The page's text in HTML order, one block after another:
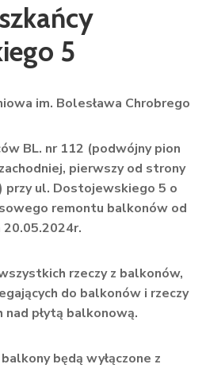
5
im. Bolesława Chrobrego
BL. nr 112 (podwójny pion
pierwszy od strony
przy ul. Dostojewskiego 5 o
remontu balkonów od
20.05.2024r.
rzeczy z balkonów,
do balkonów i rzeczy
nad płytą balkonową.
będą wyłączone z